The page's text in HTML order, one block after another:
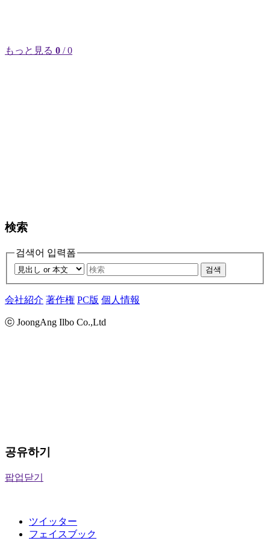
もっと見る 0 / 0
検索
검색어 입력폼
검색
会社紹介 著作権 PC版 個人情報
ⓒ JoongAng Ilbo Co.,Ltd
공유하기
팝업닫기
ツイッター
フェイスブック